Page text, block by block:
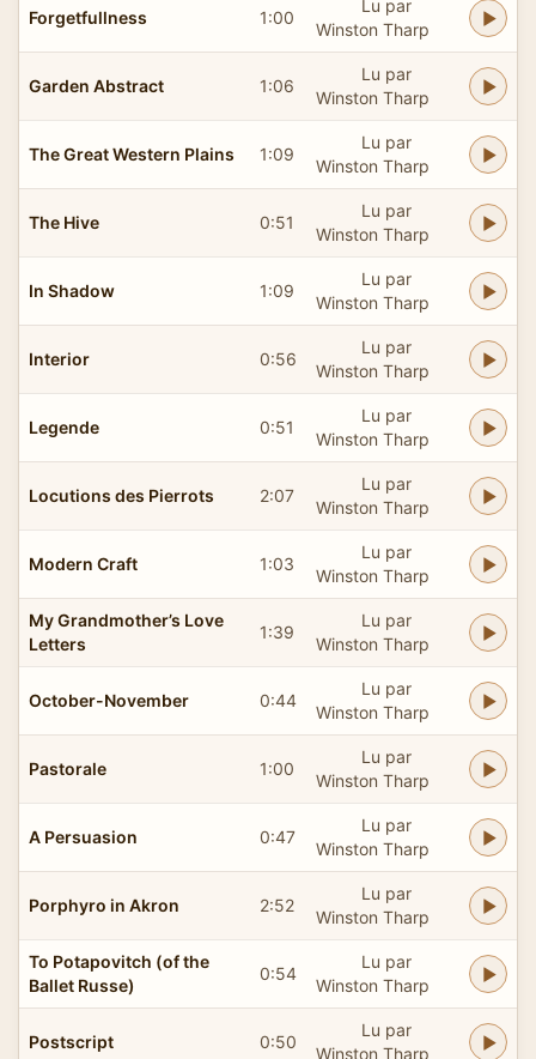
Forgetfullness 1:00
Lu par
Winston Tharp
Garden Abstract 1:06
Lu par
Winston Tharp
The Great Western Plains 1:09
Lu par
Winston Tharp
The Hive 0:51
Lu par
Winston Tharp
In Shadow 1:09
Lu par
Winston Tharp
Interior 0:56
Lu par
Winston Tharp
Legende 0:51
Lu par
Winston Tharp
Locutions des Pierrots 2:07
Lu par
Winston Tharp
Modern Craft 1:03
Lu par
Winston Tharp
My Grandmother’s Love
Letters
1:39
Lu par
Winston Tharp
October-November 0:44
Lu par
Winston Tharp
Pastorale 1:00
Lu par
Winston Tharp
A Persuasion 0:47
Lu par
Winston Tharp
Porphyro in Akron 2:52
Lu par
Winston Tharp
To Potapovitch (of the
Ballet Russe)
0:54
Lu par
Winston Tharp
Postscript 0:50
Lu par
Winston Tharp